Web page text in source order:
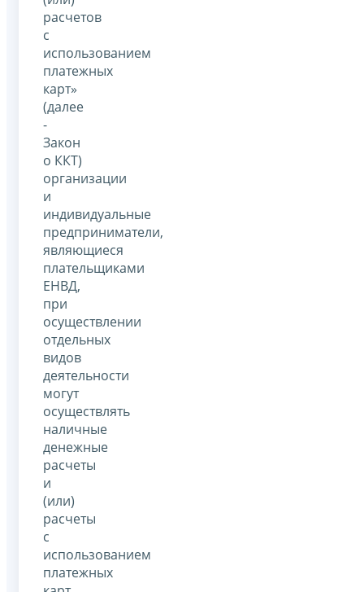
расчетов
с
использованием
платежных
карт»
(далее
-
Закон
о ККТ)
организации
и
индивидуальные
предприниматели,
являющиеся
плательщиками
ЕНВД,
при
осуществлении
отдельных
видов
деятельности
могут
осуществлять
наличные
денежные
расчеты
и
(или)
расчеты
с
использованием
платежных